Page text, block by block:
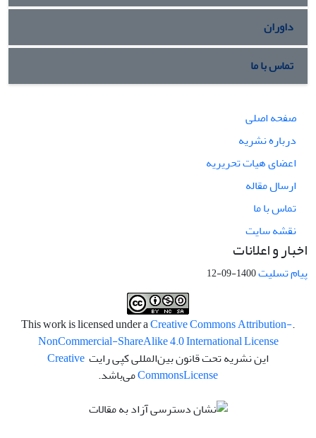
داوران
تماس با ما
صفحه اصلی
درباره نشریه
اعضای هیات تحریریه
ارسال مقاله
تماس با ما
نقشه سایت
اخبار و اعلانات
پیام تسلیت1400-09-12
.This work is licensed under a
Creative Commons Attribution-
NonCommercial-ShareAlike 4.0 International License
این نشریه تحت قانون بین‌المللی کپی رایت Creative
CommonsLicense می‌باشد.